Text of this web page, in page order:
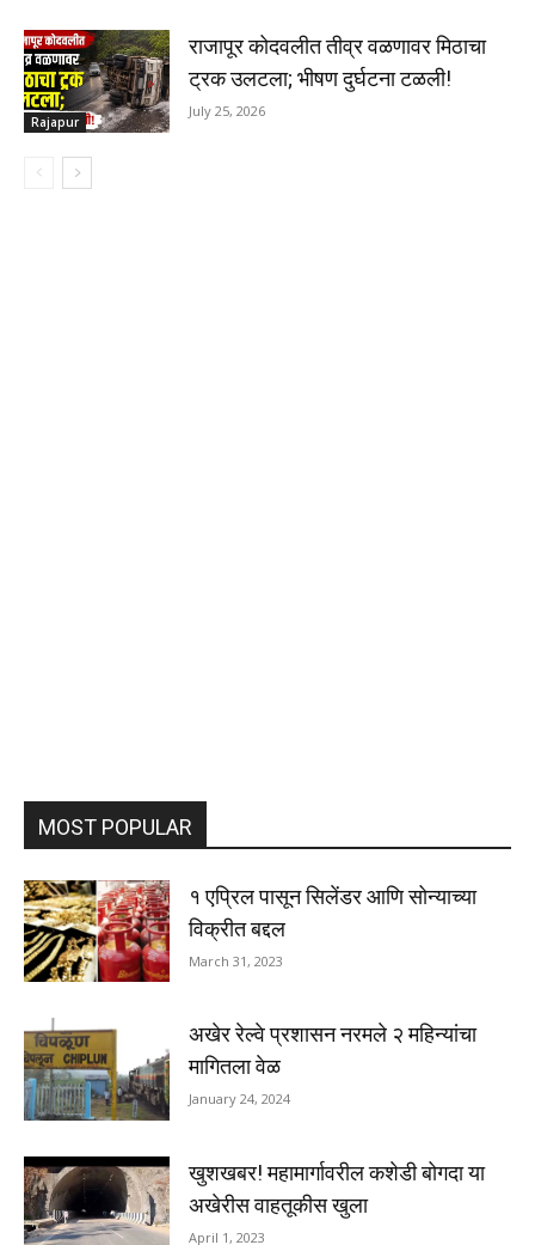
Rajapur
राजापूर कोदवलीत तीव्र वळणावर मिठाचा
ट्रक उलटला; भीषण दुर्घटना टळली!
July 25, 2026
MOST POPULAR
१ एप्रिल पासून सिलेंडर आणि सोन्याच्या
विक्रीत बद्दल
March 31, 2023
अखेर रेल्वे प्रशासन नरमले २ महिन्यांचा
मागितला वेळ
January 24, 2024
खुशखबर! महामार्गावरील कशेडी बोगदा या
अखेरीस वाहतूकीस खुला
April 1, 2023